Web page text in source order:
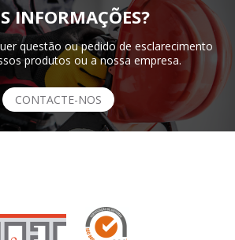
INFORMAÇÕES?
questão ou pedido de esclarecimento
produtos ou a nossa empresa.
CONTACTE-NOS